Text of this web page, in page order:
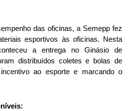
das oficinas, a Semepp fez
esportivos às oficinas. Nesta
a entrega no Ginásio de
distribuídos coletes e bolas de
ao esporte e marcando o